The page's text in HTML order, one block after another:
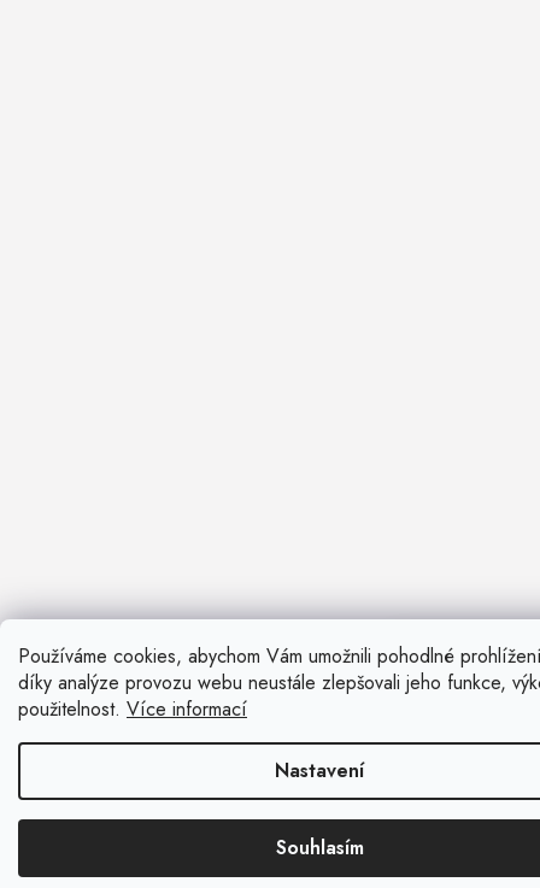
Používáme cookies, abychom Vám umožnili pohodlné
díky analýze provozu webu neustále zlepšovali jeho funkce,
použitelnost. Více informací
Nastavení
Souhlasím
Nevíte si
Rádi vám